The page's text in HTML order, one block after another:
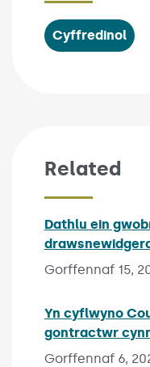
Cyffredinol
Related
Dathlu ein
Gorffennaf 15,
Yn cyflwyno
gontractwr
Gorffennaf 6,